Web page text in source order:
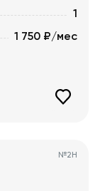
1
1 750 ₽/мес
№2Н